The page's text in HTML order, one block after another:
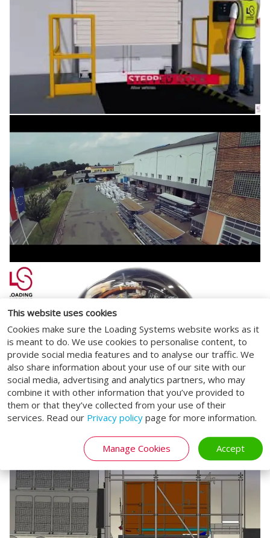
This website uses cookies
Cookies make sure the Loading Systems website works as it
is meant to do. We use cookies to personalise content, to
provide social media features and to analyse our traffic. We
also share information about your use of our site with our
social media, advertising and analytics partners, who may
combine it with other information that you’ve provided to
them or that they’ve collected from your use of their
services. Read our Privacy policy page for more information.
Manage Cookies Accept